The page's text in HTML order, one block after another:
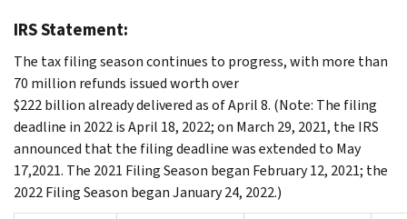
IRS Statement:
The tax filing season continues to progress, with more than
70 million refunds issued worth over
$222 billion already delivered as of April 8. (Note: The filing
deadline in 2022 is April 18, 2022; on March 29, 2021, the IRS
announced that the filing deadline was extended to May
17,2021. The 2021 Filing Season began February 12, 2021; the
2022 Filing Season began January 24, 2022.)